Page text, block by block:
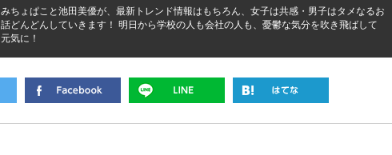
みちょぱこと池田美優が、最新トレンド情報はもちろん、女子は共感・男子はタメなるお
話どんどんしていきます！ 明日から学校の人も会社の人も、憂鬱な気分を吹き飛ばして
元気に！